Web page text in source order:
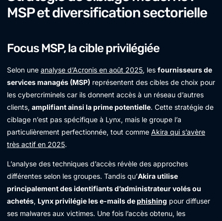
MSP et diversification sectorielle
Focus MSP, la cible privilégiée
Selon une analyse d’Acronis en août 2025, les fournisseurs de
services managés (MSP) représentent des cibles de choix pour
les cybercriminels car ils donnent accès à un réseau d’autres
clients, amplifiant ainsi la prime potentielle. Cette stratégie de
ciblage n’est pas spécifique à Lynx, mais le groupe l’a
particulièrement perfectionnée, tout comme Akira qui s’avère
très actif en 2025.
L’analyse des techniques d’accès révèle des approches
différentes selon les groupes. Tandis qu’Akira utilise
principalement des identifiants d’administrateur volés ou
achetés, Lynx privilégie les e-mails dephishing pour diffuser
ses malwares aux victimes. Une fois l’accès obtenu, les